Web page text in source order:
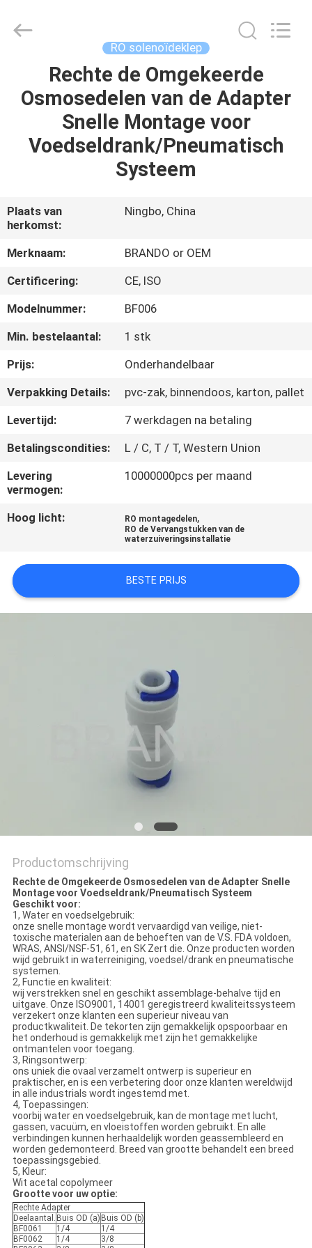
PRODUCTEN
FABRIEKSTOCHT
KWALITEITSCONTROLE
NEEM
CONTACT
MET
ONS
OP
VRAAG
EEN
NEWS
SITEMAP
RO solenoïdeklep
Rechte de Omgekeerde
Osmosedelen van de Adapter
Snelle Montage voor
Voedseldrank/Pneumatisch
Systeem
Plaats van
herkomst:
Ningbo, China
Merknaam:
BRANDO or OEM
Certificering:
CE, ISO
Modelnummer:
BF006
Min. bestelaantal:
1 stk
Prijs:
Onderhandelbaar
Verpakking Details:
pvc-zak, binnendoos, karton, pallet
Levertijd:
7 werkdagen na betaling
Betalingscondities:
L / C, T / T, Western Union
Levering
vermogen:
10000000pcs per maand
Hoog licht: RO montagedelen,
RO de Vervangstukken van de
waterzuiveringsinstallatie
BESTE PRIJS
Productomschrijving
Rechte de Omgekeerde Osmosedelen van de Adapter Snelle
Montage voor Voedseldrank/Pneumatisch Systeem
Geschikt voor:
1, Water en voedselgebruik:
onze snelle montage wordt vervaardigd van veilige, niet-
toxische materialen aan de behoeften van de V.S. FDA voldoen,
WRAS, ANSI/NSF-51, 61, en SK Zert die. Onze producten worden
wijd gebruikt in waterreiniging, voedsel/drank en pneumatische
systemen.
2, Functie en kwaliteit:
wij verstrekken snel en geschikt assemblage-behalve tijd en
uitgave. Onze ISO9001, 14001 geregistreerd kwaliteitssysteem
verzekert onze klanten een superieur niveau van
productkwaliteit. De tekorten zijn gemakkelijk opspoorbaar en
het onderhoud is gemakkelijk met zijn het gemakkelijke
ontmantelen voor toegang.
3, Ringsontwerp:
ons uniek die ovaal verzamelt ontwerp is superieur en
praktischer, en is een verbetering door onze klanten wereldwijd
in alle industrials wordt ingestemd met.
4, Toepassingen:
voorbij water en voedselgebruik, kan de montage met lucht,
gassen, vacuüm, en vloeistoffen worden gebruikt. En alle
verbindingen kunnen herhaaldelijk worden geassembleerd en
worden gedemonteerd. Breed van grootte behandelt een breed
toepassingsgebied.
5, Kleur:
Wit acetal copolymeer
Grootte voor uw optie:
Rechte Adapter
Deelaantal. Buis OD (a) Buis OD (b)
BF0061
1/4
1/4
BF0062
1/4
3/8